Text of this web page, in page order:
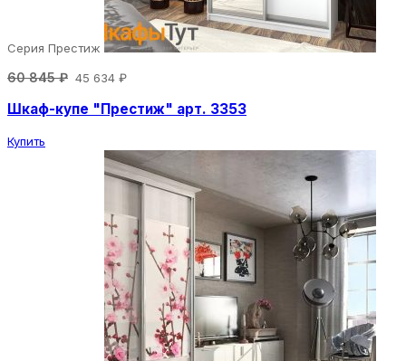
Серия Престиж
60 845 ₽ 45 634 ₽
Шкаф-купе "Престиж" арт. 3353
Купить